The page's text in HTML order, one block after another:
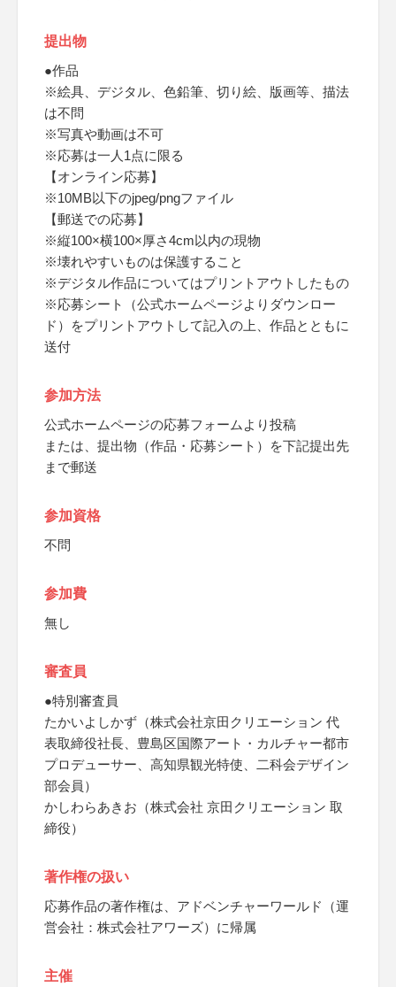
提出物
●作品
※絵具、デジタル、色鉛筆、切り絵、版画等、描法
は不問
※写真や動画は不可
※応募は一人1点に限る
【オンライン応募】
※10MB以下のjpeg/pngファイル
【郵送での応募】
※縦100×横100×厚さ4cm以内の現物
※壊れやすいものは保護すること
※デジタル作品についてはプリントアウトしたもの
※応募シート（公式ホームページよりダウンロー
ド）をプリントアウトして記入の上、作品とともに
送付
参加方法
公式ホームページの応募フォームより投稿
または、提出物（作品・応募シート）を下記提出先
まで郵送
参加資格
不問
参加費
無し
審査員
●特別審査員
たかいよしかず（株式会社京田クリエーション 代
表取締役社長、豊島区国際アート・カルチャー都市
プロデューサー、高知県観光特使、二科会デザイン
部会員）
かしわらあきお（株式会社 京田クリエーション 取
締役）
著作権の扱い
応募作品の著作権は、アドベンチャーワールド（運
営会社：株式会社アワーズ）に帰属
主催